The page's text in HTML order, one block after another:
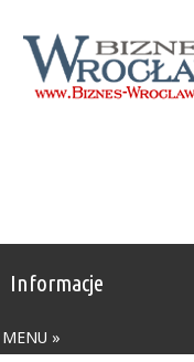
Informacje
MENU »